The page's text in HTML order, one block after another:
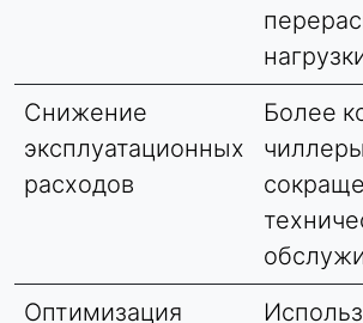
Снижение
эксплуатационных
расходов
Более
Оптимизация